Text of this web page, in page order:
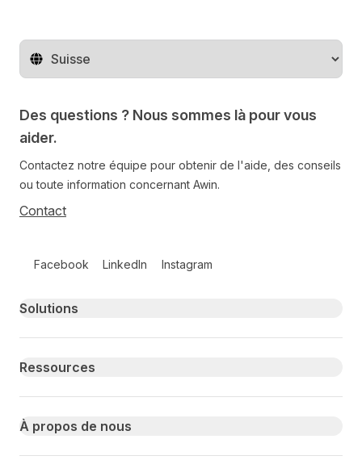
Changer de pays
Des questions ? Nous sommes là pour vous
aider.
Contactez notre équipe pour obtenir de l'aide, des conseils
ou toute information concernant Awin.
Contact
Facebook LinkedIn Instagram
Primary footer navigation
Solutions
Ressources
À propos de nous